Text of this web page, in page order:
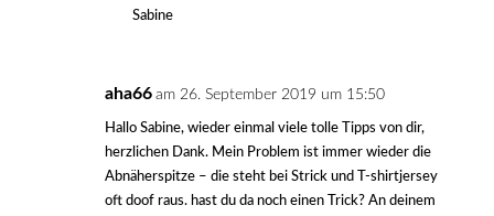
Sabine
aha66 am 26. September 2019 um 15:50
Hallo Sabine, wieder einmal viele tolle Tipps von dir,
herzlichen Dank. Mein Problem ist immer wieder die
Abnäherspitze – die steht bei Strick und T-shirtjersey
oft doof raus. hast du da noch einen Trick? An deinem